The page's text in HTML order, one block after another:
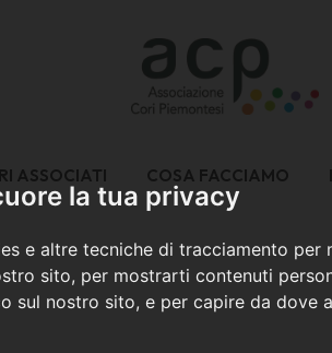
la tua privacy
e altre tecniche di tracciamento per
sito, per mostrarti contenuti
sul nostro sito, e per capire da dove
ASSOCIATI COSA FACCIAMO